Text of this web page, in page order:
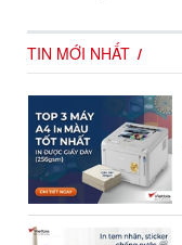
TIN MỚI NHẤT